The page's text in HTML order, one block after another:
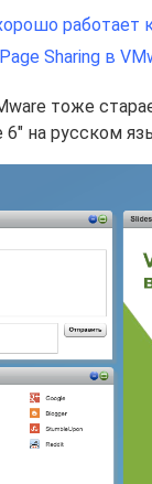
работает
Sharing в
тоже
6" на русском